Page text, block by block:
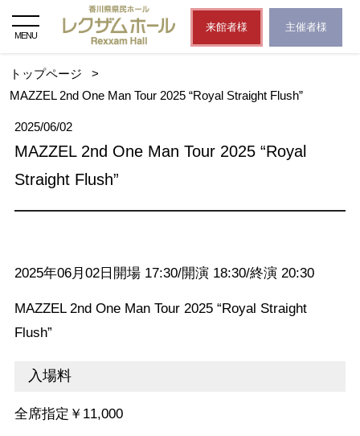
MENU
来館者様 主催者様
トップページ
>
MAZZEL 2nd One Man Tour 2025 “Royal Straight Flush”
2025/06/02
MAZZEL 2nd One Man Tour 2025 “Royal
Straight Flush”
2025年06月02日開場 17:30/開演 18:30/終演 20:30
MAZZEL 2nd One Man Tour 2025 “Royal Straight
Flush”
入場料
全席指定￥11,000